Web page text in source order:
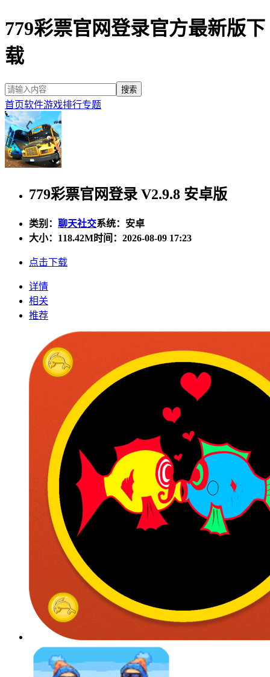
779彩票官网登录官方最新版下
载
首页软件游戏排行专题
779彩票官网登录 V2.9.8 安卓版
类别： 聊天社交系统：安卓
大小： 118.42M时间：2026-08-09 17:23
点击下载
详情
相关
推荐